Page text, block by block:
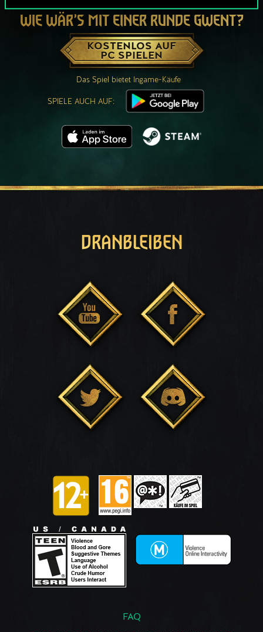
WIE WÄR’S MIT EINER RUNDE GWENT?
KOSTENLOS AUF
PC SPIELEN
Das Spiel bietet Ingame-Käufe
SPIELE AUCH AUF:
DRANBLEIBEN
FAQ